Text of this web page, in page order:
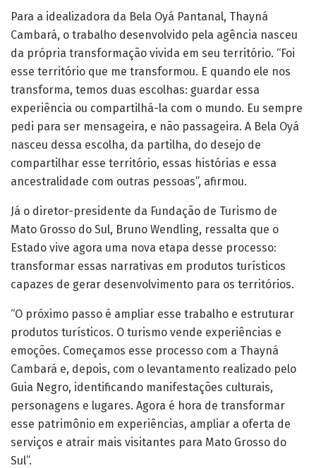
Para a idealizadora da Bela Oyá Pantanal, Thayná
Cambará, o trabalho desenvolvido pela agência nasceu
da própria transformação vivida em seu território. “Foi
esse território que me transformou. E quando ele nos
transforma, temos duas escolhas: guardar essa
experiência ou compartilhá-la com o mundo. Eu sempre
pedi para ser mensageira, e não passageira. A Bela Oyá
nasceu dessa escolha, da partilha, do desejo de
compartilhar esse território, essas histórias e essa
ancestralidade com outras pessoas”, afirmou.
Já o diretor-presidente da Fundação de Turismo de
Mato Grosso do Sul, Bruno Wendling, ressalta que o
Estado vive agora uma nova etapa desse processo:
transformar essas narrativas em produtos turísticos
capazes de gerar desenvolvimento para os territórios.
“O próximo passo é ampliar esse trabalho e estruturar
produtos turísticos. O turismo vende experiências e
emoções. Começamos esse processo com a Thayná
Cambará e, depois, com o levantamento realizado pelo
Guia Negro, identificando manifestações culturais,
personagens e lugares. Agora é hora de transformar
esse patrimônio em experiências, ampliar a oferta de
serviços e atrair mais visitantes para Mato Grosso do
Sul”.